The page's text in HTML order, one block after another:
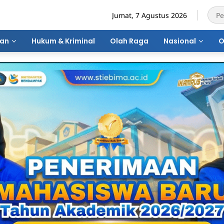
Jumat, 7 Agustus 2026
Hukum & Kriminal Olah Raga Nasional